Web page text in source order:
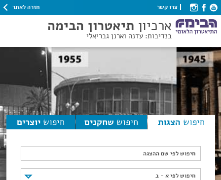
צרו קשר חזרה לאתר
ארכיון תיאטרון הבימה
בנדיבות: עדנה וארנן גבריאלי
חיפוש הצגות חיפוש שחקנים חיפוש יוצרים
חיפוש לפי שם ההצגה
חיפוש לפי א - ב
חיפוש לפי א - ב